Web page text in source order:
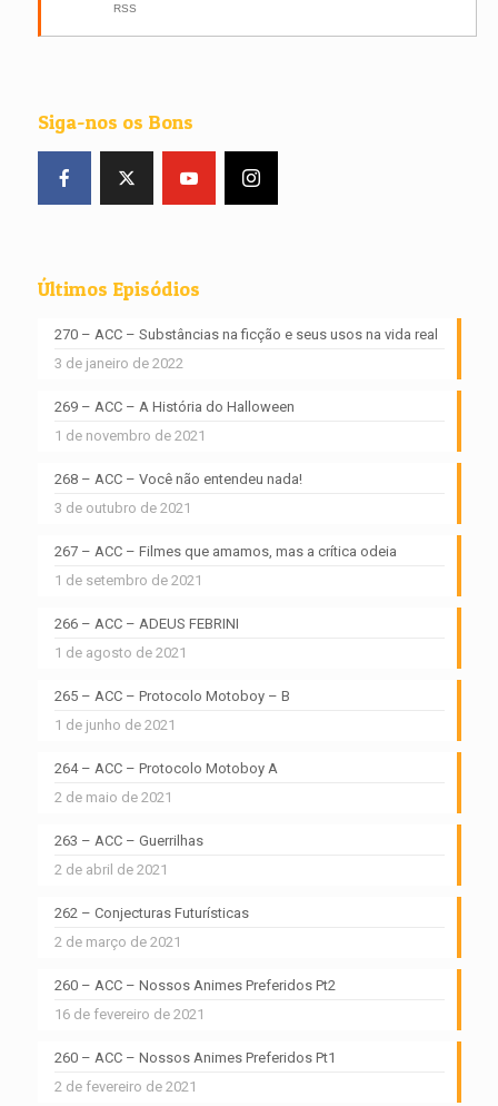
RSS
Siga-nos os Bons
Últimos Episódios
270 – ACC – Substâncias na ficção e seus usos na vida real
3 de janeiro de 2022
269 – ACC – A História do Halloween
1 de novembro de 2021
268 – ACC – Você não entendeu nada!
3 de outubro de 2021
267 – ACC – Filmes que amamos, mas a crítica odeia
1 de setembro de 2021
266 – ACC – ADEUS FEBRINI
1 de agosto de 2021
265 – ACC – Protocolo Motoboy – B
1 de junho de 2021
264 – ACC – Protocolo Motoboy A
2 de maio de 2021
263 – ACC – Guerrilhas
2 de abril de 2021
262 – Conjecturas Futurísticas
2 de março de 2021
260 – ACC – Nossos Animes Preferidos Pt2
16 de fevereiro de 2021
260 – ACC – Nossos Animes Preferidos Pt1
2 de fevereiro de 2021